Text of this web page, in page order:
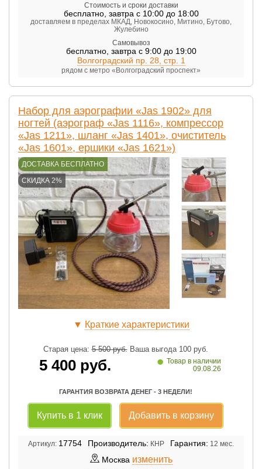
Стоимость и сроки доставки
бесплатно, завтра с 10:00 до 18:00
доставляем в пределах МКАД, Новокосино, Митино, Бутово,
Жулебино
Самовывоз
бесплатно, завтра с 9:00 до 19:00
Волгоградский пр. 28, стр. 1
рядом с метро «Волгоградский проспект»
Набор для аэрографии «Jas 1902» для
ногтей (аэрограф «Jas 1116», компрессор
«Jas 1211», шланг «Jas 1401», очиститель
«Jas 1601», ершики «Jas 1621»)
ДОСТАВКА БЕСПЛАТНО
СКИДКА 2%
▼ Краткие характеристики
Старая цена:5 500руб. Ваша выгода100руб.
5 400руб. • Товар в наличии
09.08.26
ГАРАНТИЯ ВОЗВРАТА ДЕНЕГ - 3 НЕДЕЛИ!
Купить в 1 клик Добавить в корзину
Артикул: 17754 Производитель: КНР Гарантия: 12 мес.
Москва изменить